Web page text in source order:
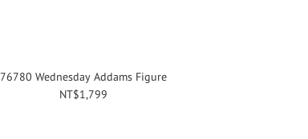
76780 Wednesday Addams Figure
NT$1,799